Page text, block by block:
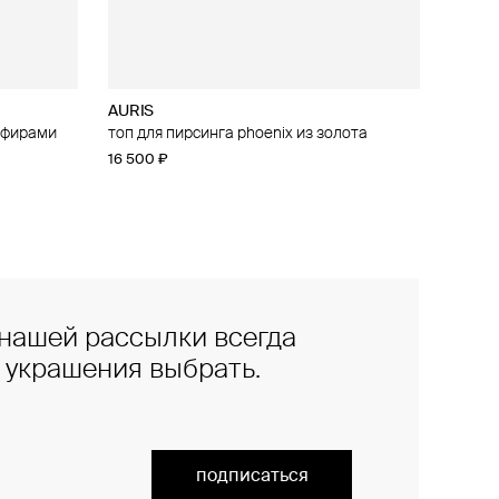
AURIS
топ для пирсинга phoenix из золота
16 500 ₽
из
рассылки всегда
украшения выбрать.
подписаться